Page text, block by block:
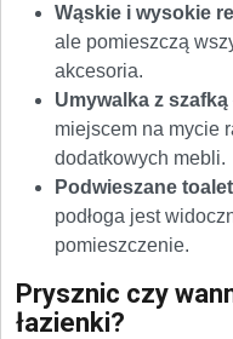
Wąskie i wysokie
ale pomieszczą
akcesoria.
Umywalka z szafką
miejscem na mycie
dodatkowych mebli.
Podwieszane
podłoga jest
pomieszczenie.
Prysznic czy
łazienki?